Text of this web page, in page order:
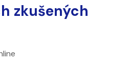
zkušených